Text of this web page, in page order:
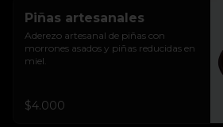
Piñas artesanales
Aderezo artesanal de piñas con
morrones asados y piñas reducidas en
miel.
$4.000